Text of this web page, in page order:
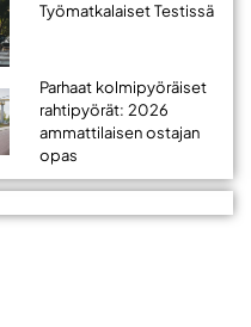
Työmatkalaiset Testissä
Parhaat kolmipyöräiset
rahtipyörät: 2026
ammattilaisen ostajan
opas